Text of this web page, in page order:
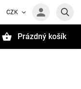
CZK
Prázdný košík